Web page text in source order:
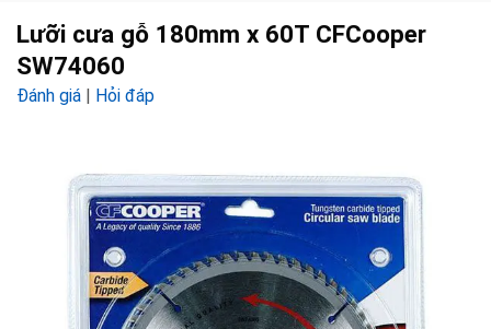
Lưỡi cưa gỗ 180mm x 60T CFCooper
SW74060
Đánh giá | Hỏi đáp